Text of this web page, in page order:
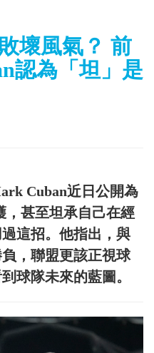
壞風氣？ 前
認為「坦」是
Cuban近日公開為
，甚至坦承自己在經
這招。他指出，與
，聯盟更該正視球
球隊未來的藍圖。